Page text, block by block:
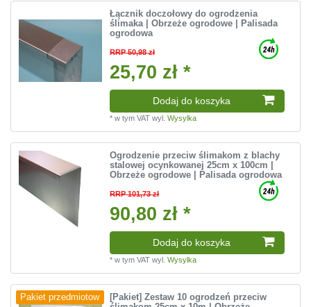
Łącznik doczołowy do ogrodzenia
ślimaka | Obrzeże ogrodowe | Palisada
ogrodowa
RRP 50,98 zł
25,70 zł *
Dodaj do koszyka
*w tym VAT wyl.Wysylka
Ogrodzenie przeciw ślimakom z blachy
stalowej ocynkowanej 25cm x 100cm |
Obrzeże ogrodowe | Palisada ogrodowa
RRP 101,73 zł
90,80 zł *
Dodaj do koszyka
*w tym VAT wyl.Wysylka
Pakiet przedmiotow
[Pakiet] Zestaw 10 ogrodzeń przeciw